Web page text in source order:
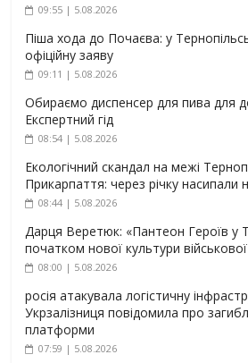
09:55 | 5.08.2026
Піша хода до Почаєва: у
офіційну заяву
09:11 | 5.08.2026
Обираємо диспенсер для пива для
Експертний гід
08:54 | 5.08.2026
Екологічний скандал на межі
Прикарпаття: через річку насипали
08:44 | 5.08.2026
Дарця Веретюк: «Пантеон Героїв у
початком нової культури військової
08:00 | 5.08.2026
росія атакувала логістичну
Укрзалізниця повідомила про
платформи
07:59 | 5.08.2026